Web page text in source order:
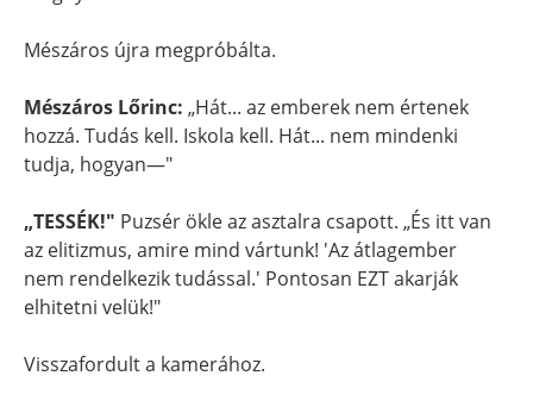
Mészáros újra megpróbálta.
Mészáros Lőrinc: „Hát... az emberek nem értenek
hozzá. Tudás kell. Iskola kell. Hát... nem mindenki
tudja, hogyan—"
„TESSÉK!" Puzsér ökle az asztalra csapott. „És itt van
az elitizmus, amire mind vártunk! 'Az átlagember
nem rendelkezik tudással.' Pontosan EZT akarják
elhitetni velük!"
Visszafordult a kamerához.